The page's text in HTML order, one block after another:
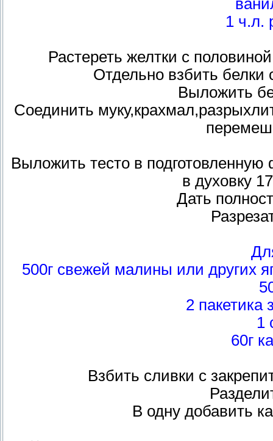
1 ч.л.
Растереть желтки с
Отдельно взбить белки
Выложить
Соединить
Выложить тесто в
в духовку
Дать
500г свежей малины или других
2 пакетика
1
60г
Взбить сливки с
В одну добавить